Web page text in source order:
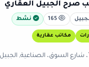
صرح الجبيل العقاري
نشط
مكاتب عقارية